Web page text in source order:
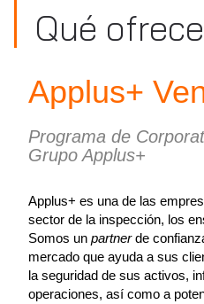
Qué
Applus+
Programa de
Grupo Applus+
Applus+ es una de las
sector de la inspección, los
Somos un partnerde
mercado que ayuda a sus
la seguridad de sus activos,
operaciones, así como a